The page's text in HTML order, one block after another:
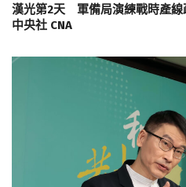
漢光第2天 軍備局演練戰時產線
中央社 CNA